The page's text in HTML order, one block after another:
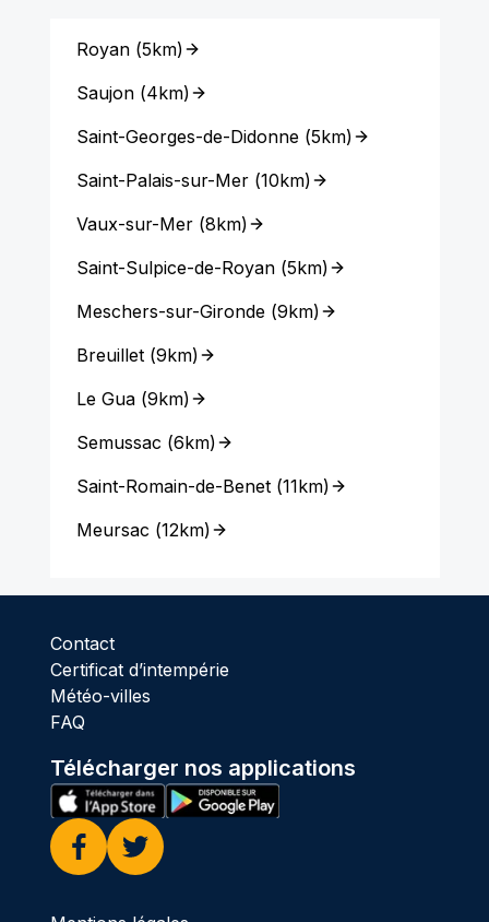
Royan(5km)
Saujon(4km)
Saint-Georges-de-Didonne(5km)
Saint-Palais-sur-Mer(10km)
Vaux-sur-Mer(8km)
Saint-Sulpice-de-Royan(5km)
Meschers-sur-Gironde(9km)
Breuillet(9km)
Le Gua(9km)
Semussac (6km)
Saint-Romain-de-Benet(11km)
Meursac (12km)
Contact
Certificat d’intempérie
Météo-villes
FAQ
Télécharger nos applications
Facebook
Twitter